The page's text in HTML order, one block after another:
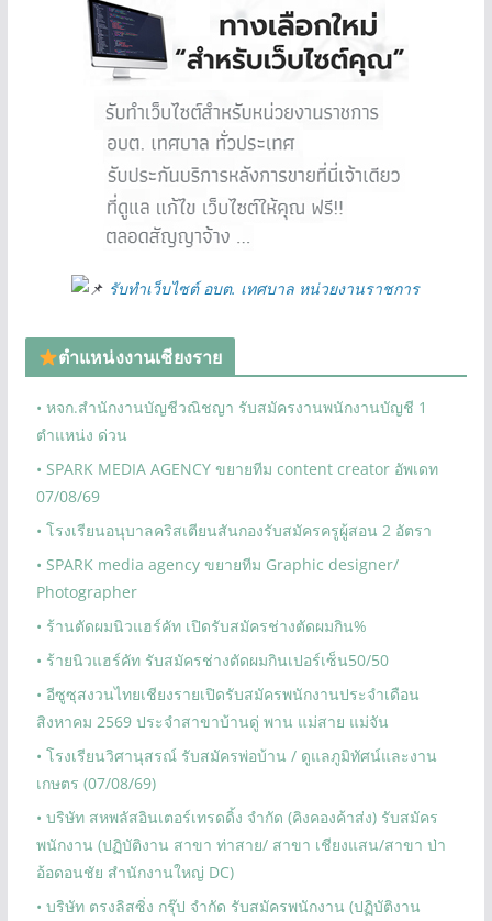
รับทำเว็บไซต์ อบต. เทศบาล หน่วยงานราชการ
ตำแหน่งงานเชียงราย
• หจก.สำนักงานบัญชีวณิชญา รับสมัครงานพนักงานบัญชี 1
ตำแหน่ง ด่วน
• SPARK MEDIA AGENCY ขยายทีม content creator อัพเดท
07/08/69
• โรงเรียนอนุบาลคริสเตียนสันกองรับสมัครครูผู้สอน 2 อัตรา
• SPARK media agency ขยายทีม Graphic designer/
Photographer
• ร้านตัดผมนิวแฮร์คัท เปิดรับสมัครช่างตัดผมกิน%
• ร้ายนิวแฮร์คัท รับสมัครช่างตัดผมกินเปอร์เซ็น50/50
• อีซูซุสงวนไทยเชียงรายเปิดรับสมัครพนักงานประจำเดือน
สิงหาคม 2569 ประจำสาขาบ้านดู่ พาน แม่สาย แม่จัน
• โรงเรียนวิศานุสรณ์ รับสมัครพ่อบ้าน / ดูแลภูมิทัศน์และงาน
เกษตร (07/08/69)
• บริษัท สหพลัสอินเตอร์เทรดดิ้ง จำกัด (คิงคองค้าส่ง) รับสมัคร
พนักงาน (ปฏิบัติงาน สาขา ท่าสาย/ สาขา เชียงแสน/สาขา ป่า
อ้อดอนชัย สำนักงานใหญ่ DC)
• บริษัท ตรงลิสซิ่ง กรุ๊ป จำกัด รับสมัครพนักงาน (ปฏิบัติงาน